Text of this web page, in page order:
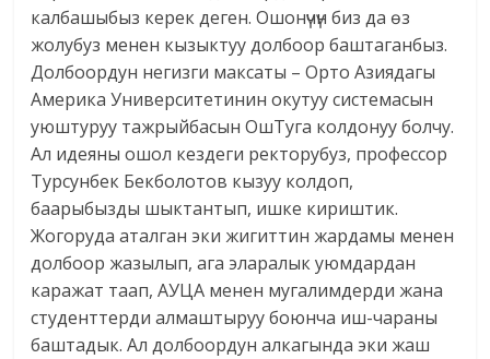
калбашыбыз керек деген. Ошонүчүн биз да өз
жолубуз менен кызыктуу долбоор баштаганбыз.
Долбоордун негизги максаты – Орто Азиядагы
Америка Университетинин окутуу системасын
уюштуруу тажрыйбасын ОшТуга колдонуу болчу.
Ал идеяны ошол кездеги ректорубуз, профессор
Турсунбек Бекболотов кызуу колдоп,
баарыбызды шыктантып, ишке кириштик.
Жогоруда аталган эки жигиттин жардамы менен
долбоор жазылып, ага эларалык уюмдардан
каражат таап, АУЦА менен мугалимдерди жана
студенттерди алмаштыруу боюнча иш-чараны
баштадык. Ал долбоордун алкагында эки жаш